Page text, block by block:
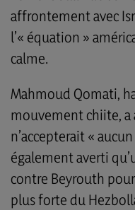
affrontement avec
l’« équation »
calme.
Mahmoud Qomati,
mouvement chiite,
n’accepterait «
également averti
contre Beyrouth
plus forte du